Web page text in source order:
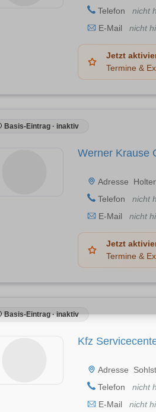
Telefon
nicht
E-Mail
nicht
Jetzt
Termine &
Basis-Eintrag · inaktiv
Werner Krause
Adresse
Telefon
nicht
E-Mail
nicht
Jetzt
Termine &
Basis-Eintrag · inaktiv
Kfz
Adresse
Telefon
nicht
E-Mail
nicht